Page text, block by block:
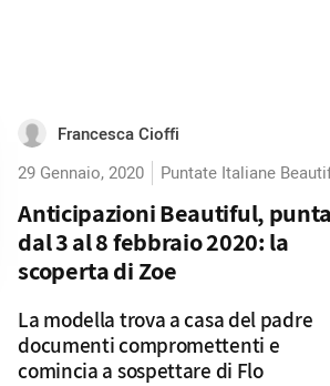
Francesca Cioffi
29 Gennaio, 2020
Puntate Italiane
Anticipazioni Beautiful,
dal 3 al 8 febbraio 2020: la
scoperta di Zoe
La modella trova a casa del padre
documenti compromettenti e
comincia a sospettare di Flo